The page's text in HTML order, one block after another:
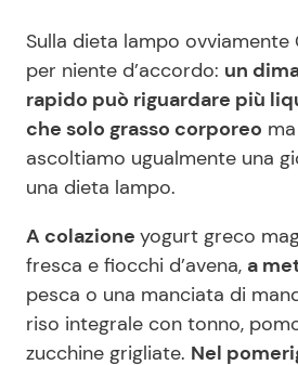
Sulla dieta lampo ovviamente
per niente d’accordo: un
rapido può riguardare più
che solo grasso corporeo
ascoltiamo ugualmente una
una dieta lampo.
A colazione yogurt greco
fresca e fiocchi d’avena, a
pesca o una manciata di
riso integrale con tonno,
zucchine grigliate. Nel